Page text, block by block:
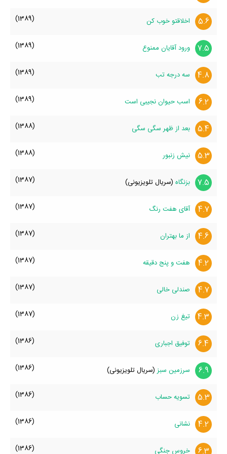
5.6 اخلاقتو خوب کن (1389)
7.5 ورود آقایان ممنوع (1389)
4.8 سه درجه تب (1389)
6.2 اسب حیوان نجیبی است (1389)
5.4 بعد از ظهر سگی سگی (1388)
5.3 نیش زنبور (1388)
7.5 بزنگاه (سریال تلویزیونی) (1387)
4.7 آقای هفت رنگ (1387)
4.6 از ما بهتران (1387)
4.2 هفت و پنج دقیقه (1387)
4.7 صندلی خالی (1387)
4.3 تیغ زن (1387)
6.4 توفیق اجباری (1386)
6.9 سرزمین سبز (سریال تلویزیونی) (1386)
5.3 تسویه حساب (1386)
4.2 نشانی (1386)
6.3 خروس جنگی (1386)